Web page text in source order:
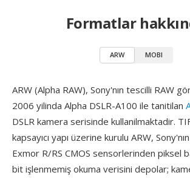
Formatlar
ARW MOBI
ARW (Alpha RAW), Sony'nın tescilli RAW
2006 yilinda Alpha DSLR-A100 ile tanitilan
DSLR kamera serisinde kullanilmaktadir.
kapsayıcı yapı üzerine kurulu ARW,
Exmor R/RS CMOS sensorlerinden piksel
bit işlenmemiş okuma verisini depolar;